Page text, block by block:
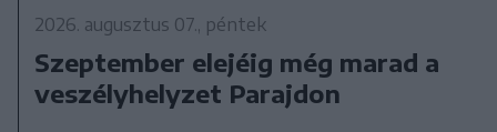
2026. augusztus 07., péntek
Szeptember elejéig még marad a
veszélyhelyzet Parajdon